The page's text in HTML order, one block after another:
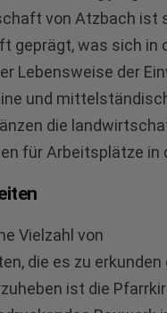
von Atzbach ist
geprägt, was sich in
Lebensweise der
und
die
für Arbeitsplätze in
Vielzahl von
die es zu erkunden
ist die